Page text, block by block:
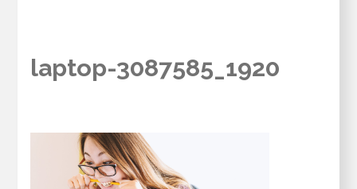
laptop-3087585_1920